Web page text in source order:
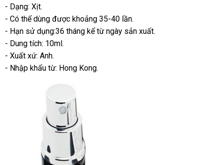
- Dạng: Xịt.
- Có thể dùng thương
hiệu
được khoảng 35-40 lần.
- Hạn sử dụng:36 tháng kể từ ngày sản xuất.
- Dung tích: 10ml.
- Xuất xứ: Anh.
- Nhập khẩu từ: Hong Kong.